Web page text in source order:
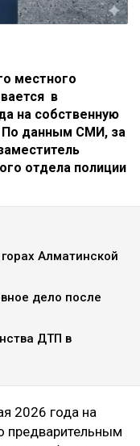
местного
в
на собственную
По данным СМИ, за
отдела полиции
Алматинской
дело после
ДТП в
2026 года на
предварительным